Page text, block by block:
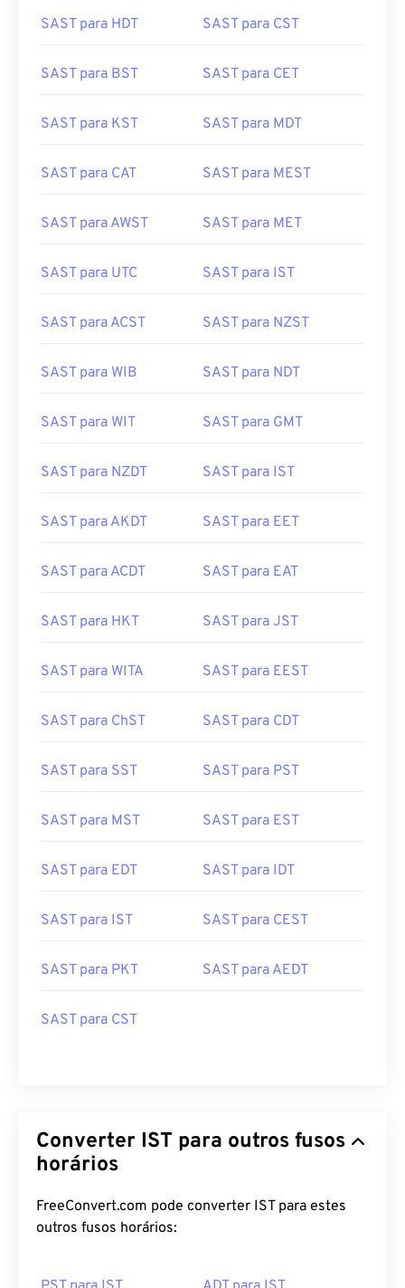
SAST para HDT SAST para CST
SAST para BST SAST para CET
SAST para KST SAST para MDT
SAST para CAT SAST para MEST
SAST para AWST SAST para MET
SAST para UTC SAST para IST
SAST para ACST SAST para NZST
SAST para WIB SAST para NDT
SAST para WIT SAST para GMT
SAST para NZDT SAST para IST
SAST para AKDT SAST para EET
SAST para ACDT SAST para EAT
SAST para HKT SAST para JST
SAST para WITA SAST para EEST
SAST para ChST SAST para CDT
SAST para SST SAST para PST
SAST para MST SAST para EST
SAST para EDT SAST para IDT
SAST para IST SAST para CEST
SAST para PKT SAST para AEDT
SAST para CST
Converter IST para outros fusos
horários
FreeConvert.com pode converter IST para estes
outros fusos horários: